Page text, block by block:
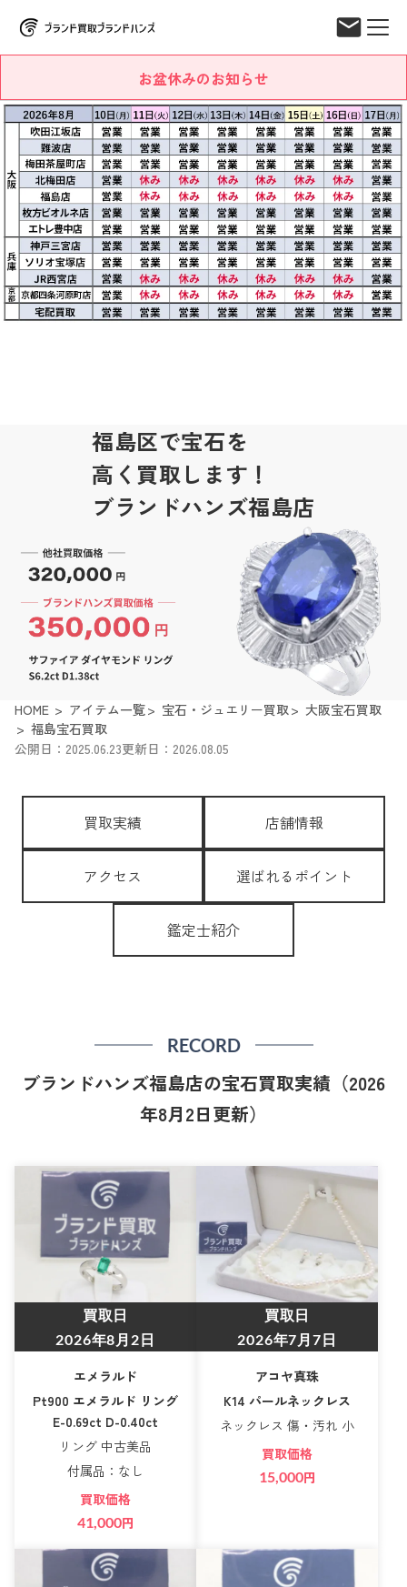
お盆休みのお知らせ
福島区で宝石を
高く買取します！
ブランドハンズ福島店
HOME アイテム一覧 宝石・ジュエリー買取
大阪宝石買取
福島宝石買取
公開日：2025.06.23更新日：2026.08.05
買取実績 店舗情報
アクセス 選ばれるポイント
鑑定士紹介
RECORD
ブランドハンズ福島店の宝石買取実績（2026
年8月2日更新）
買取日
2026年8月2日
エメラルド
Pt900 エメラルド リング
E-0.69ct D-0.40ct
リング 中古美品
付属品：なし
買取価格
41,000円
買取日
2026年7月7日
アコヤ真珠
K14 パールネックレス
ネックレス 傷・汚れ 小
買取価格
15,000円